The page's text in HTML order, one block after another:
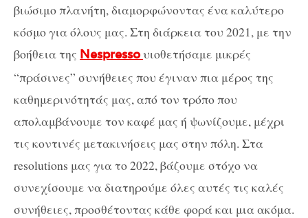
βιώσιμο πλανήτη, διαμορφώνοντας ένα καλύτερο
κόσμο για όλους μας. Στη διάρκεια του 2021, με την
βοήθεια της Nespressoυιοθετήσαμε μικρές
“πράσινες” συνήθειες που έγιναν πια μέρος της
καθημερινότητάς μας, από τον τρόπο που
απολαμβάνουμε τον καφέ μας ή ψωνίζουμε, μέχρι
τις κοντινές μετακινήσεις μας στην πόλη. Στα
resolutions μας για το 2022, βάζουμε στόχο να
συνεχίσουμε να διατηρούμε όλες αυτές τις καλές
συνήθειες, προσθέτοντας κάθε φορά και μια ακόμα.